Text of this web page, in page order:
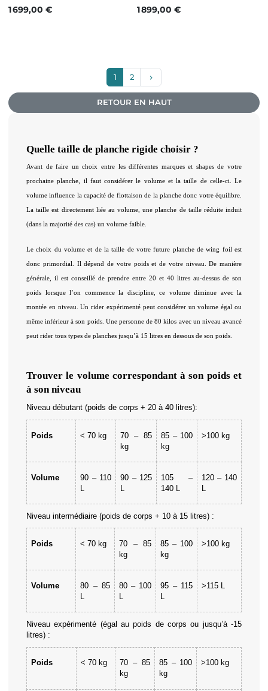
Prix
1 699,00 € Prix
1 899,00 €
1 2 keyboard_arrow_right
RETOUR EN HAUT
Quelle taille de planche rigide choisir ?
Avant de faire un choix entre les différentes marques et shapes de votre
prochaine planche, il faut considérer le volume et la taille de celle-ci. Le
volume influence la capacité de flottaison de la planche donc votre équilibre.
La taille est directement liée au volume, une planche de taille réduite induit
(dans la majorité des cas) un volume faible.
Le choix du volume et de la taille de votre future planche de wing foil est
donc primordial. Il dépend de votre poids et de votre niveau. De manière
générale, il est conseillé de prendre entre 20 et 40 litres au-dessus de son
poids lorsque l’on commence la discipline, ce volume diminue avec la
montée en niveau. Un rider expérimenté peut considérer un volume égal ou
même inférieur à son poids. Une personne de 80 kilos avec un niveau avancé
peut rider tous types de planches jusqu’à 15 litres en dessous de son poids.
Trouver le volume correspondant à son poids et
à son niveau
Niveau débutant (poids de corps + 20 à 40 litres):
Poids < 70 kg
70 – 85
kg
85 – 100
kg
>100 kg
Volume
90 – 110
L
90 – 125
L
105 –
140 L
120 – 140
L
Niveau intermédiaire (poids de corps + 10 à 15 litres) :
Poids < 70 kg
70 – 85
kg
85 – 100
kg
>100 kg
Volume
80 – 85
80 – 100
95 – 115
>115 L
Niveau expérimenté (égal au poids de corps ou jusqu’à -15
litres) :
Poids < 70 kg
70 – 85
kg
85 – 100
kg
>100 kg